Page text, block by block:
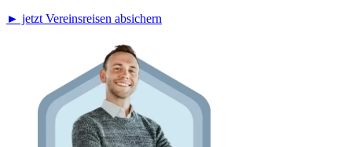
► jetzt Vereinsreisen absichern